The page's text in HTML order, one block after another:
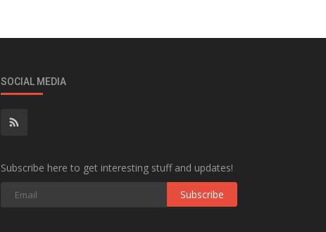
SOCIAL MEDIA
Subscribe here to get interesting stuff and updates!
Subscribe